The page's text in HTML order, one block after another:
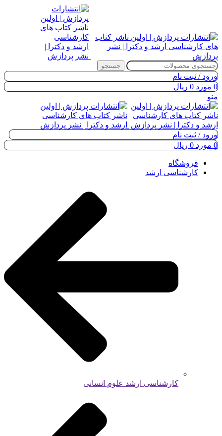
جستجو
ورود / ثبت نام
0 مورد 0 ریال
منو
ورود / ثبت نام
0 مورد 0 ریال
فروشگاه
کارشناسی ارشد
کارشناسی ارشد علوم انسانی